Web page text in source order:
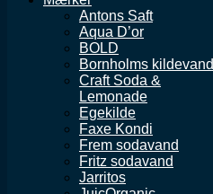
Antons Saft
Aqua D’or
BOLD
Bornholms kildevand
Craft Soda &
Lemonade
Egekilde
Faxe Kondi
Frem sodavand
Fritz sodavand
Jarritos